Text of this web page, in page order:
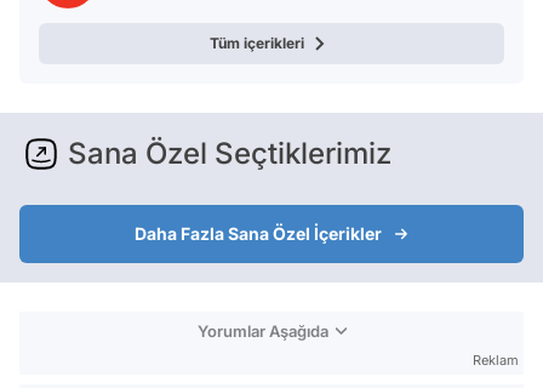
Tüm içerikleri
Sana Özel Seçtiklerimiz
Daha Fazla Sana Özel İçerikler
Yorumlar Aşağıda
Reklam